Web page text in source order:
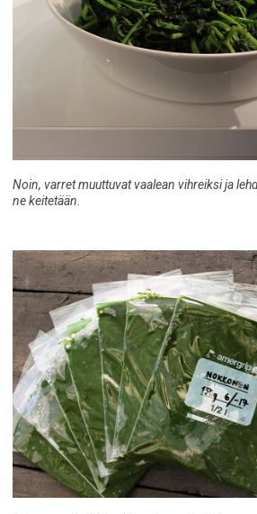
Noin, varret muuttuvat vaalean vihreiksi ja
ne keitetään.